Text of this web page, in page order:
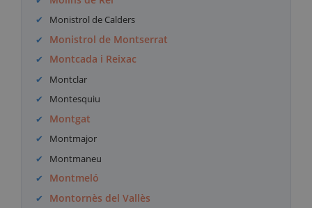
Monistrol de Calders
Monistrol de Montserrat
Montcada i Reixac
Montclar
Montesquiu
Montgat
Montmajor
Montmaneu
Montmeló
Montornès del Vallès